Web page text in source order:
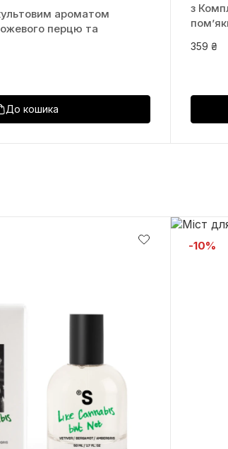
ароматом
перцю та
До кошика
з
359 ₴
-10%